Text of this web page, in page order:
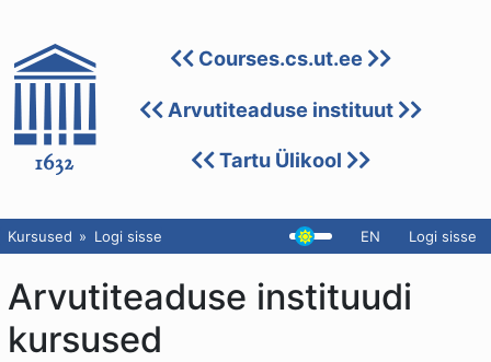
Courses.cs.ut.ee
Arvutiteaduse instituut
Tartu Ülikool
Kursused Logi sisse EN Logi sisse
Arvutiteaduse instituudi
kursused